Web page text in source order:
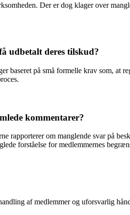
Der er dog klager over
udbetalt deres tilskud?
baseret på små formelle krav som, at
kommentarer?
rapporterer om manglende svar på
forståelse for medlemmernes
af medlemmer og uforsvarlig